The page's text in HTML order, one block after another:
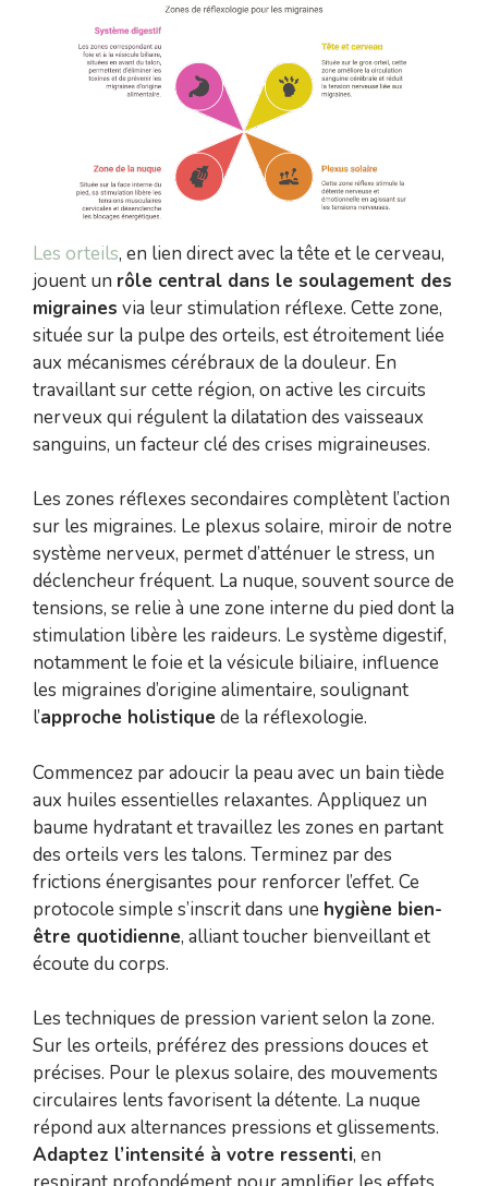
Les orteils, en lien direct avec la tête et le cerveau,
jouent un rôle central dans le soulagement des
migraines via leur stimulation réflexe. Cette zone,
située sur la pulpe des orteils, est étroitement liée
aux mécanismes cérébraux de la douleur. En
travaillant sur cette région, on active les circuits
nerveux qui régulent la dilatation des vaisseaux
sanguins, un facteur clé des crises migraineuses.
Les zones réflexes secondaires complètent l’action
sur les migraines. Le plexus solaire, miroir de notre
système nerveux, permet d’atténuer le stress, un
déclencheur fréquent. La nuque, souvent source de
tensions, se relie à une zone interne du pied dont la
stimulation libère les raideurs. Le système digestif,
notamment le foie et la vésicule biliaire, influence
les migraines d’origine alimentaire, soulignant
l’approche holistique de la réflexologie.
Commencez par adoucir la peau avec un bain tiède
aux huiles essentielles relaxantes. Appliquez un
baume hydratant et travaillez les zones en partant
des orteils vers les talons. Terminez par des
frictions énergisantes pour renforcer l’effet. Ce
protocole simple s’inscrit dans une hygiène bien-
être quotidienne, alliant toucher bienveillant et
écoute du corps.
Les techniques de pression varient selon la zone.
Sur les orteils, préférez des pressions douces et
précises. Pour le plexus solaire, des mouvements
circulaires lents favorisent la détente. La nuque
répond aux alternances pressions et glissements.
Adaptez l’intensité à votre ressenti, en